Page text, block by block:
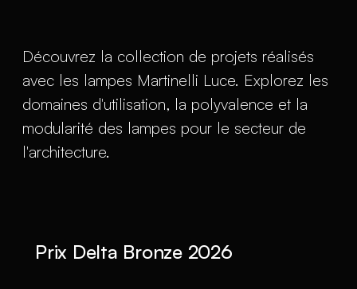
Découvrez la collection de projets réalisés
avec les lampes Martinelli Luce. Explorez les
domaines d'utilisation, la polyvalence et la
modularité des lampes pour le secteur de
l'architecture.
Prix Delta Bronze 2026